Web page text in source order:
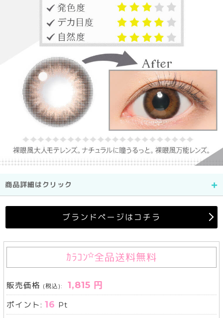
商品詳細はクリック
ブランドページはコチラ
ｶﾗｺﾝ 全品送料無料
販売価格 (税込): 1,815 円
ポイント:16 Pt